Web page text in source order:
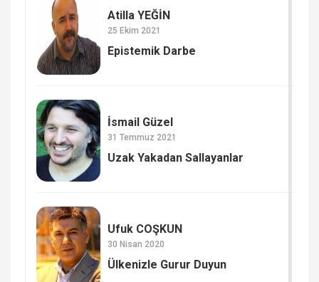
Atilla YEĞİN
25 Ekim 2021
Epistemik Darbe
İsmail Güzel
31 Temmuz 2021
Uzak Yakadan Sallayanlar
Ufuk COŞKUN
30 Nisan 2020
Ülkenizle Gurur Duyun